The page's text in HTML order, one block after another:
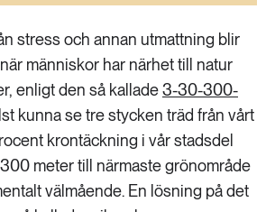
stress och annan utmattning blir
människor har närhet till natur
enligt den så kallade3-30-300-
kunna se tre stycken träd från vårt
krontäckning i vår stadsdel
meter till närmaste grönområde
välmående. En lösning på det